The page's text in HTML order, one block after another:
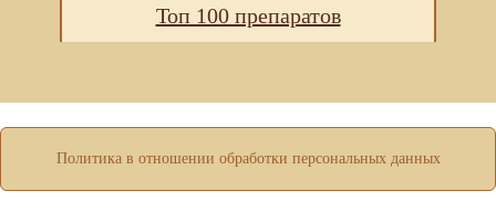
Топ 100 препаратов
Политика в отношении обработки персональных данных
веб-сайта. Подробности - вПолитике в отношении
обработки персональных данныхнашего сайта.
Нажмите на кнопку «Хорошо», если Вы согласны на
использование файлов cookie. Если нет, то отключите
Cookies в настройках браузера.